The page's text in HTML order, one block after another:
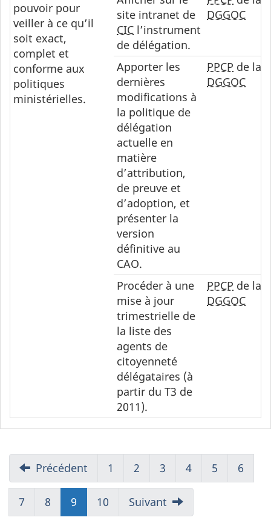
pouvoir pour
veiller à ce qu’il
soit exact,
complet et
conforme aux
politiques
ministérielles.
site intranet de
CIC l’instrument
de délégation.
DGGOC
Apporter les
dernières
modifications à
la politique de
délégation
actuelle en
matière
d’attribution,
de preuve et
d’adoption, et
présenter la
version
définitive au
CAO.
PPCP de la
DGGOC
Procéder à une
mise à jour
trimestrielle de
la liste des
agents de
citoyenneté
délégataires (à
partir du T3 de
2011).
PPCP de la
DGGOC
Précédent 1 2 3 4 5 6
7 8 9 (présent)
10 Suivant